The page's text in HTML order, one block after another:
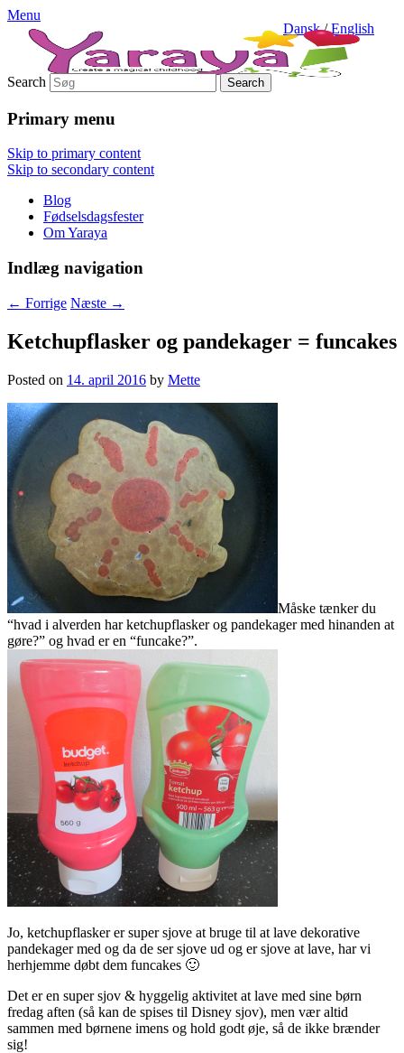
Dansk/English
Menu
Search
Primary menu
Skip to primary content
Skip to secondary content
Blog
Fødselsdagsfester
Om Yaraya
Indlæg navigation
← Forrige Næste →
Ketchupflasker og pandekager = funcakes
Posted on 14. april 2016 by Mette
Måske tænker du
“hvad i alverden har ketchupflasker og pandekager med hinanden at
gøre?” og hvad er en “funcake?”.
Jo, ketchupflasker er super sjove at bruge til at lave dekorative
pandekager med og da de ser sjove ud og er sjove at lave, har vi
herhjemme døbt dem funcakes 🙂
Det er en super sjov & hyggelig aktivitet at lave med sine børn
fredag aften (så kan de spises til Disney sjov), men vær altid
sammen med børnene imens og hold godt øje, så de ikke brænder
sig!